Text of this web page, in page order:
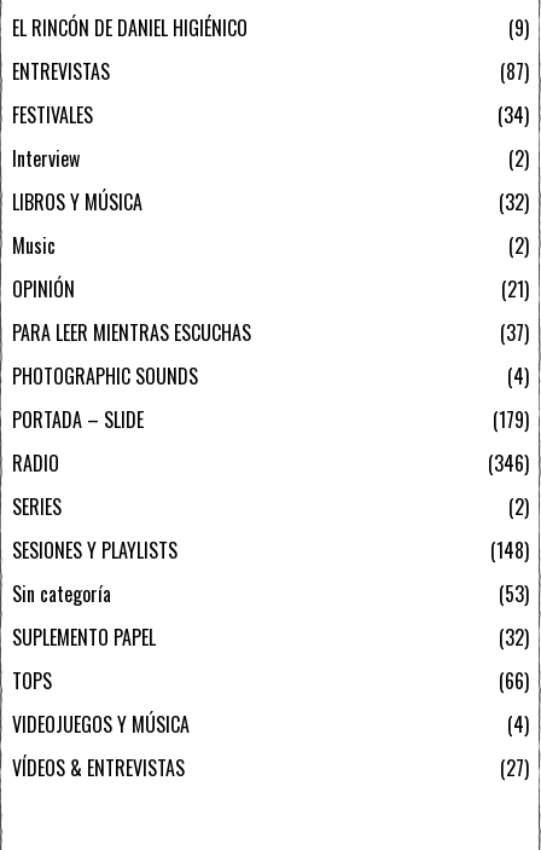
EL RINCÓN DE DANIEL HIGIÉNICO
9
ENTREVISTAS
87
FESTIVALES
34
Interview
2
LIBROS Y MÚSICA
32
Music
2
OPINIÓN
21
PARA LEER MIENTRAS ESCUCHAS
37
PHOTOGRAPHIC SOUNDS
4
PORTADA – SLIDE
179
RADIO
346
SERIES
2
SESIONES Y PLAYLISTS
148
Sin categoría
53
SUPLEMENTO PAPEL
32
TOPS
66
VIDEOJUEGOS Y MÚSICA
4
VÍDEOS & ENTREVISTAS
27